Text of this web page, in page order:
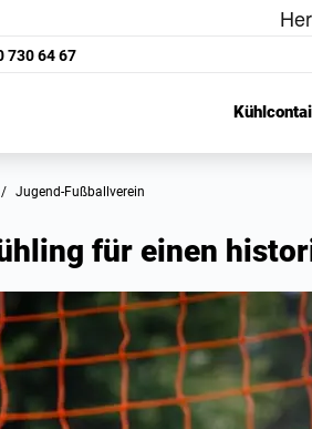
730 64 67
/ Jugend-Fußballverein
für einen